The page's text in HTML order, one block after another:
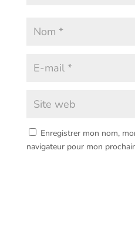
Enregistrer mon nom,
navigateur pour mon